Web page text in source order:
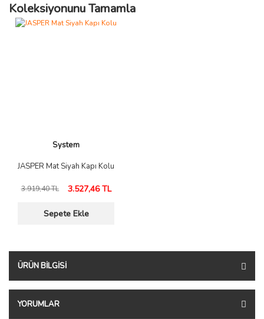
Koleksiyonunu Tamamla
System
JASPER Mat Siyah Kapı Kolu
3.919,40 TL 3.527,46 TL
Sepete Ekle
ÜRÜN BILGISI
YORUMLAR